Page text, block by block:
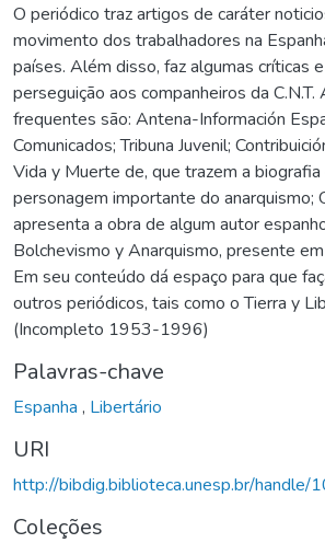
O periódico traz artigos de caráter
movimento dos trabalhadores na
países. Além disso, faz algumas críticas
perseguição aos companheiros da C.N.T.
frequentes são: Antena-Información
Comunicados; Tribuna Juvenil;
Vida y Muerte de, que trazem a
personagem importante do anarquismo;
apresenta a obra de algum autor
Bolchevismo y Anarquismo, presente
Em seu conteúdo dá espaço para que
outros periódicos, tais como o Tierra y
(Incompleto 1953-1996)
Palavras-chave
Espanha , Libertário
URI
http://bibdig.biblioteca.unesp.br/handle/
Coleções